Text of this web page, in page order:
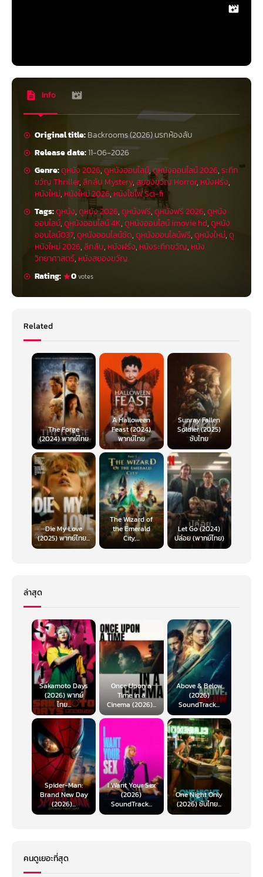
Info
Original title:Backrooms (2026) นรกห้องลับ
Release date:11-06-2026
Genre:ดูหนัง 2026,ดูหนังออนไลน์,ดูหนังออนไลน์ 2026,ระทึก
ขวัญ Thriller,ลึกลับ Mystery,สยองขวัญ Horror, หนังฝรั่ง,
หนังใหม่, หนังใหม่ 2026, หนังไซไฟ Sci-fi
Tags:ดูหนัง,ดูหนัง 2026,ดูหนังฟรี,ดูหนังฟรี 2026,ดูหนัง
ออนไลน์,ดูหนังออนไลน์ 4K,ดูหนังออนไลน์ imovie hd,ดูหนัง
ออนไลน์037,ดูหนังออนไลน์ชัด,ดูหนังออนไลน์ฟรี,ดูหนังใหม่,ดู
หนังใหม่ 2026,ลึกลับ, หนังฝรั่ง, หนังระทึกขวัญ, หนัง
วิทยาศาสตร์, หนังสยองขวัญ
Rating:
0votes
Related
The Forge
(2024) พากย์ไทย
A Halloween
Feast (2024)
พากย์ไทย
Sunray Fallen
Soldier (2025)
ซับไทย
Die My Love
(2025) พากย์ไทย...
The Wizard of
the Emerald
City,...
Let Go (2024)
ปล่อย (พากย์ไทย)
ล่าสุด
Sakamoto Days
(2026) พากย์
ไทย...
Once Upon a
Time in a
Cinema (2026)...
Above & Below
(2026)
SoundTrack...
Spider-Man:
Brand New Day
(2026)...
I Want Your Sex
(2026)
SoundTrack...
One Night Only
(2026) ซับไทย...
คนดูเยอะที่สุด